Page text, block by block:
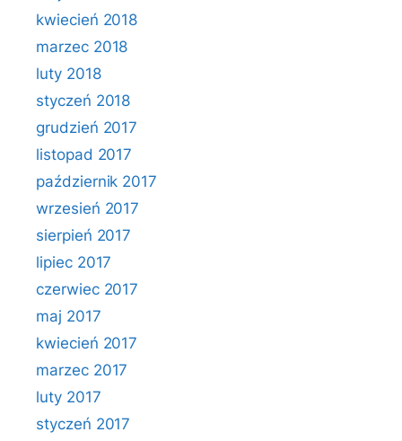
kwiecień 2018
marzec 2018
luty 2018
styczeń 2018
grudzień 2017
listopad 2017
październik 2017
wrzesień 2017
sierpień 2017
lipiec 2017
czerwiec 2017
maj 2017
kwiecień 2017
marzec 2017
luty 2017
styczeń 2017